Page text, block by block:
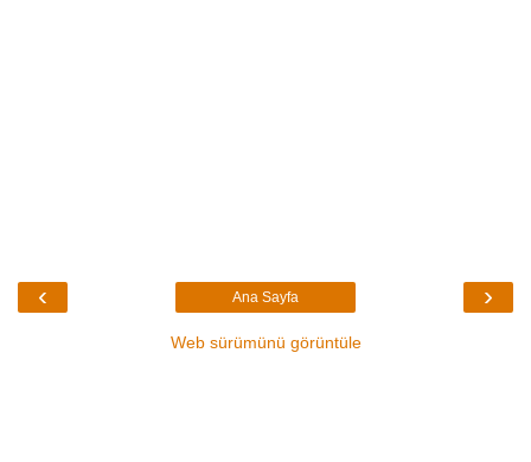
‹ ›
Ana Sayfa
Web sürümünü görüntüle